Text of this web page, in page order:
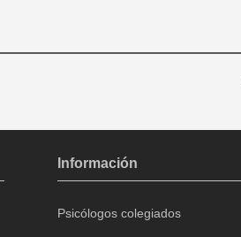
Información
Psicólogos colegiados